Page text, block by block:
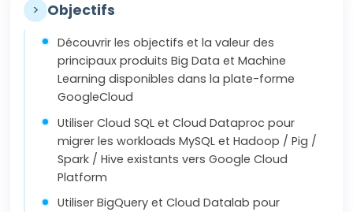
> Objectifs
Découvrir les objectifs et la valeur des
principaux produits Big Data et Machine
Learning disponibles dans la plate-forme
GoogleCloud
Utiliser Cloud SQL et Cloud Dataproc pour
migrer les workloads MySQL et Hadoop / Pig /
Spark / Hive existants vers Google Cloud
Platform
Utiliser BigQuery et Cloud Datalab pour